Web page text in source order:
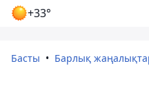
+33°
Басты Барлық